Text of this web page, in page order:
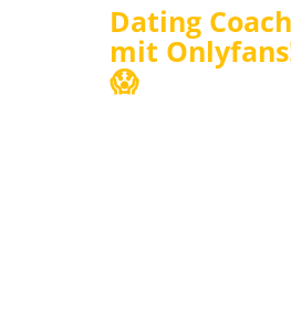
Dating
mit
😱